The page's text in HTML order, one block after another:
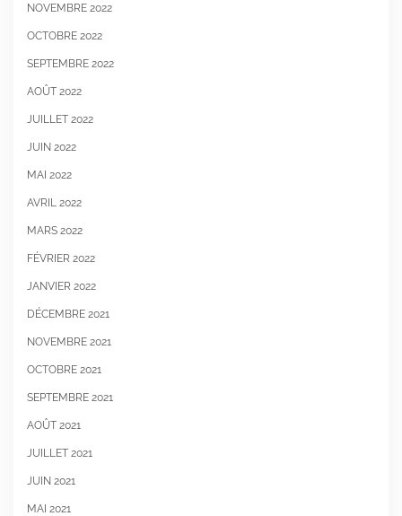
NOVEMBRE 2022
OCTOBRE 2022
SEPTEMBRE 2022
AOÛT 2022
JUILLET 2022
JUIN 2022
MAI 2022
AVRIL 2022
MARS 2022
FÉVRIER 2022
JANVIER 2022
DÉCEMBRE 2021
NOVEMBRE 2021
OCTOBRE 2021
SEPTEMBRE 2021
AOÛT 2021
JUILLET 2021
JUIN 2021
MAI 2021